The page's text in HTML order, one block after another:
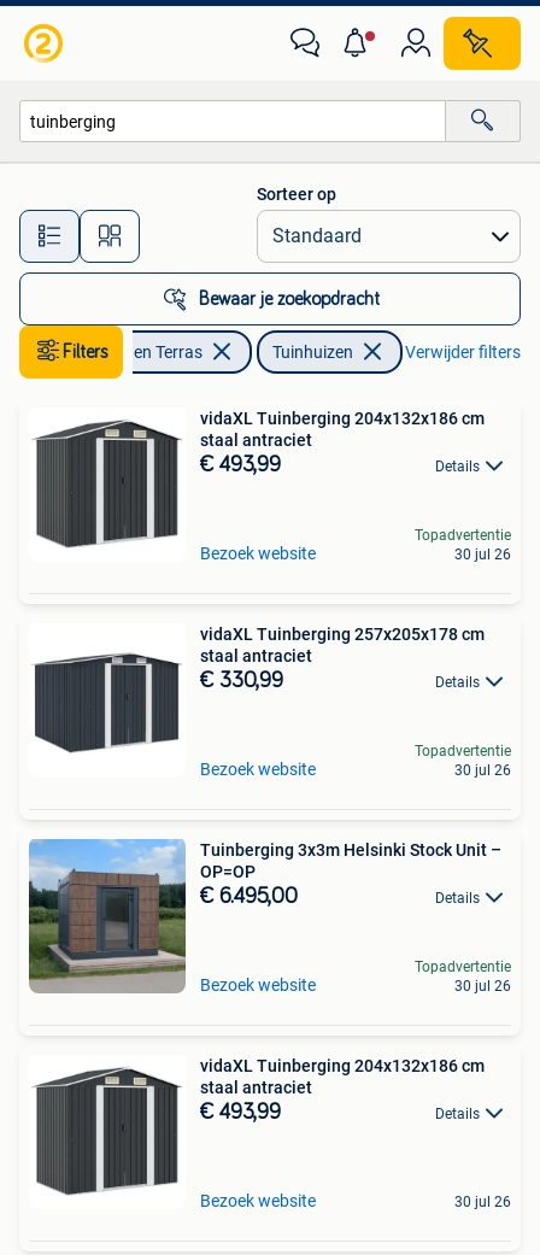
Alle afstanden…
Sorteer op
Bewaar je zoekopdracht
FiltersTuin en Terras Tuinhuizen Verwijder filters
vidaXL Tuinberging 204x132x186 cm
staal antraciet
€ 493,99 Details
Bezoek website
Topadvertentie
30 jul 26
vidaXL Tuinberging 257x205x178 cm
staal antraciet
€ 330,99 Details
Bezoek website
Topadvertentie
30 jul 26
Tuinberging 3x3m Helsinki Stock Unit –
OP=OP
€ 6.495,00 Details
Bezoek website
Topadvertentie
30 jul 26
vidaXL Tuinberging 204x132x186 cm
staal antraciet
€ 493,99 Details
Bezoek website 30 jul 26